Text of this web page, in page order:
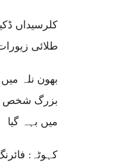
طلائی
بھون نلہ
بزرگ شخص
میں بہہ گیا
کہوٹہ: